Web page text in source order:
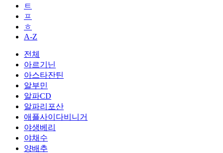
ㅌ
ㅍ
ㅎ
A-Z
전체
아르기닌
아스타잔틴
알부민
알파CD
알파리포산
애플사이다비니거
야생베리
야채수
양배추